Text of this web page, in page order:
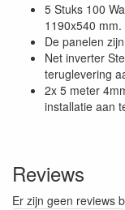
5 Stuks 100
1190x540 mm.
De panelen
Net inverter
teruglevering
2x 5 meter
installatie aan
Reviews
Er zijn geen reviews